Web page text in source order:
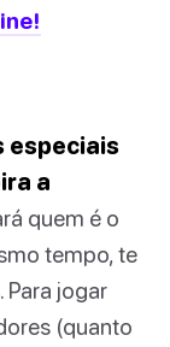
especiais
a
quem é o
tempo, te
Para jogar
(quanto